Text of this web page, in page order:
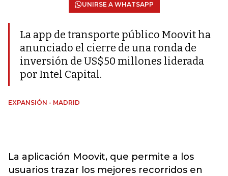
UNIRSE A WHATSAPP
La app de transporte público Moovit ha
anunciado el cierre de una ronda de
inversión de US$50 millones liderada
por Intel Capital.
EXPANSIÓN - MADRID
La aplicación Moovit, que permite a los
usuarios trazar los mejores recorridos en